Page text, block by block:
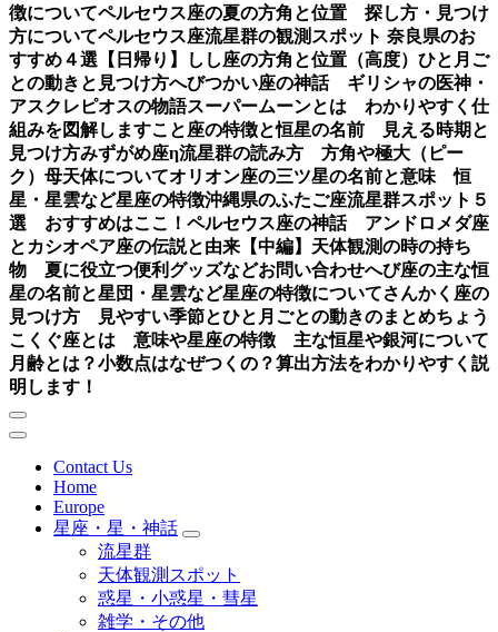
徴についてペルセウス座の夏の方角と位置 探し方・見つけ
方についてペルセウス座流星群の観測スポット 奈良県のお
すすめ４選【日帰り】
しし座の方角と位置（高度）ひと月ご
との動きと見つけ方へびつかい座の神話 ギリシャの医神・
アスクレピオスの物語スーパームーンとは わかりやすく仕
組みを図解しますこと座の特徴と恒星の名前 見える時期と
見つけ方みずがめ座η流星群の読み方 方角や極大（ピー
ク）母天体についてオリオン座の三ツ星の名前と意味 恒
星・星雲など星座の特徴沖縄県のふたご座流星群スポット５
選 おすすめはここ！ ペルセウス座の神話 アンドロメダ座
とカシオペア座の伝説と由来【中編】 天体観測の時の持ち
物 夏に役立つ便利グッズなどお問い合わせへび座の主な恒
星の名前と星団・星雲など星座の特徴についてさんかく座の
見つけ方 見やすい季節とひと月ごとの動きのまとめちょう
こくぐ座とは 意味や星座の特徴 主な恒星や銀河について
月齢とは？小数点はなぜつくの？算出方法をわかりやすく説
明します！
Contact Us
Home
Europe
星座・星・神話
流星群
天体観測スポット
惑星・小惑星・彗星
雑学・その他